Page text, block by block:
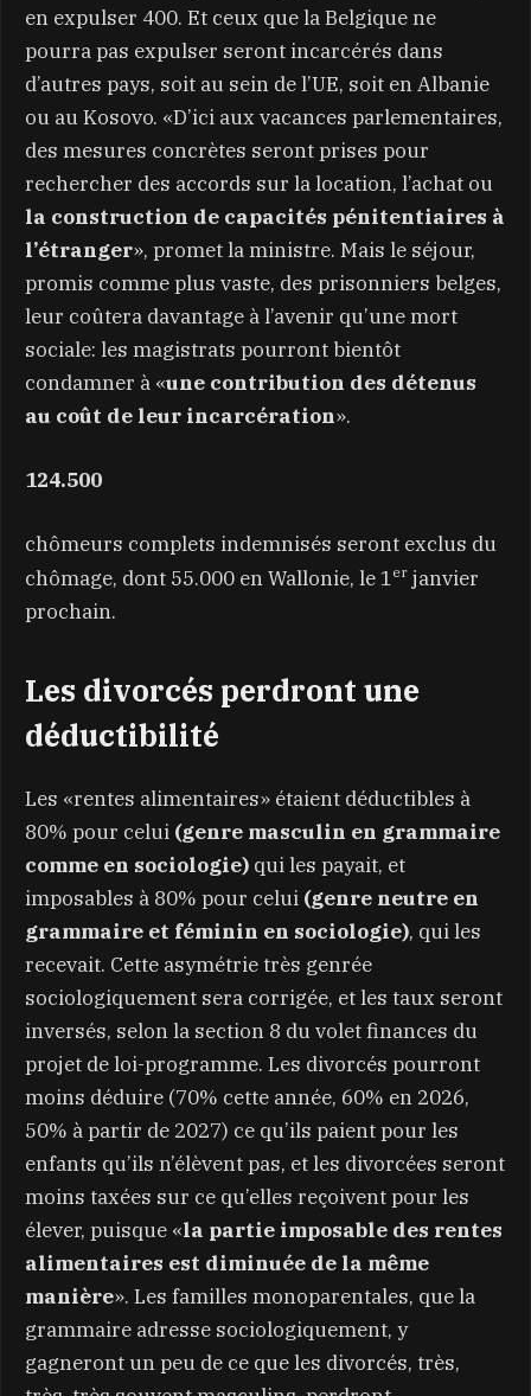
en expulser 400. Et ceux que la Belgique ne
pourra pas expulser seront incarcérés dans
d’autres pays, soit au sein de l’UE, soit en Albanie
ou au Kosovo. «D’ici aux vacances parlementaires,
des mesures concrètes seront prises pour
rechercher des accords sur la location, l’achat ou
la construction de capacités pénitentiaires à
l’étranger», promet la ministre. Mais le séjour,
promis comme plus vaste, des prisonniers belges,
leur coûtera davantage à l’avenir qu’une mort
sociale: les magistrats pourront bientôt
condamner à «une contribution des détenus
au coût de leur incarcération».
124.500
chômeurs complets indemnisés seront exclus du
chômage, dont 55.000 en Wallonie, le 1er janvier
prochain.
Les divorcés perdront une
déductibilité
Les «rentes alimentaires» étaient déductibles à
80% pour celui (genre masculin en grammaire
comme en sociologie) qui les payait, et
imposables à 80% pour celui (genre neutre en
grammaire et féminin en sociologie), qui les
recevait. Cette asymétrie très genrée
sociologiquement sera corrigée, et les taux seront
inversés, selon la section 8 du volet finances du
projet de loi-programme. Les divorcés pourront
moins déduire (70% cette année, 60% en 2026,
50% à partir de 2027) ce qu’ils paient pour les
enfants qu’ils n’élèvent pas, et les divorcées seront
moins taxées sur ce qu’elles reçoivent pour les
élever, puisque «la partie imposable des rentes
alimentaires est diminuée de la même
manière». Les familles monoparentales, que la
grammaire adresse sociologiquement, y
gagneront un peu de ce que les divorcés, très,